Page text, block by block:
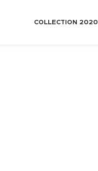
COLLECTION 2020